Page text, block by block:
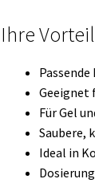
Ihre
Geeignet
Für Gel
Saubere,
Ideal in